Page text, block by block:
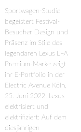
Sportwagen-Studie
begeistert Festival-
Besucher Design und
Präsenz im Stile des
legendären Lexus LFA
Premium-Marke zeigt
ihr E-Portfolio in der
Electric Avenue Köln,
25. Juni 2022. Lexus
elektrisiert und
elektrifiziert: Auf dem
diesjährigen